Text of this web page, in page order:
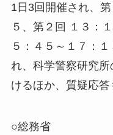
1日3回開催され、
５、第２回 １３：
５：４５～１７：
れ、科学警察研究
けるほか、質疑応答
○総務省